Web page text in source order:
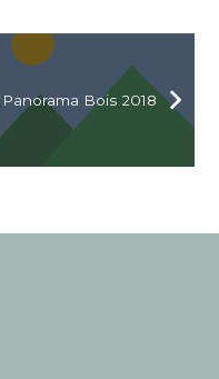
Panorama Bois 2018